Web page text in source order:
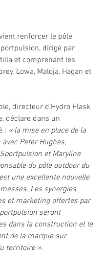
renforcer le pôle
dirigé par
et comprenant les
Lowa, Maloja, Hagan et
directeur d’Hydro Flask
déclare dans un
: « la mise en place de la
Peter Hughes,
et Maryline
du pôle outdoor du
une excellente nouvelle
Les synergies
et marketing offertes par
seront
dans la construction et le
de la marque sur
territoire ».